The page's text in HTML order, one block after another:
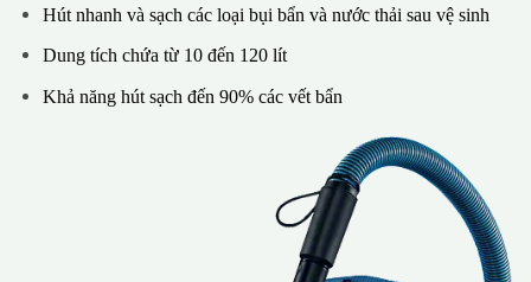
Hút nhanh và sạch các loại bụi bẩn và nước thải sau vệ sinh
Dung tích chứa từ 10 đến 120 lít
Khả năng hút sạch đến 90% các vết bẩn